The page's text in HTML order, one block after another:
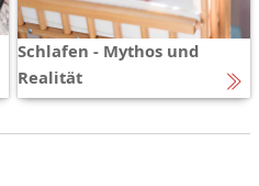
Schlafen - Mythos und
Realität